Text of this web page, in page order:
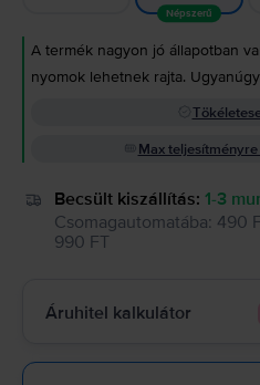
Népszerű
A termék nagyon jó állapotban
nyomok lehetnek rajta.
Max
Becsült kiszállítás: 1-3
Csomagautomatába: 490
990 FT
Áruhitel kalkulátor